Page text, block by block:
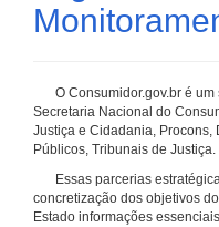
O Consumidor.gov.br é
Secretaria Nacional do
Justiça e Cidadania, Procons,
Públicos, Tribunais de Justiça.
Essas parcerias
concretização dos objetivos
Estado informações